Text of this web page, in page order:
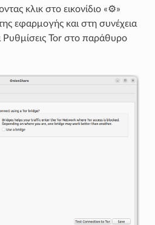
κλικ στο εικονίδιο «⚙»
εφαρμογής και στη συνέχεια
Ρυθμίσεις Tor στο παράθυρο